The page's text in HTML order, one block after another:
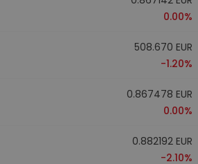
0.00%
508.670 EUR
-1.20%
0.867478 EUR
0.00%
0.882192 EUR
-2.10%